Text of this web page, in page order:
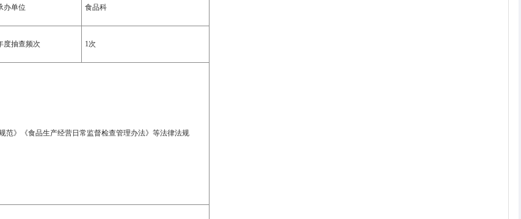
办单位 食品科
度抽查频次 1次
范》《食品生产经营日常监督检查管理办法》等法律法规